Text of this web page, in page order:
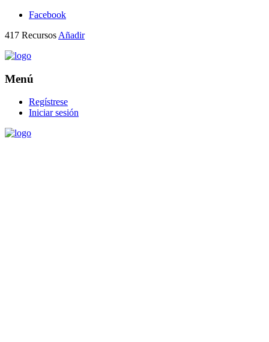
Facebook
417 Recursos Añadir
Menú
Regístrese
Iniciar sesión